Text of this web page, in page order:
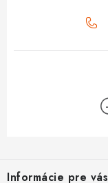
Informácie pre vás